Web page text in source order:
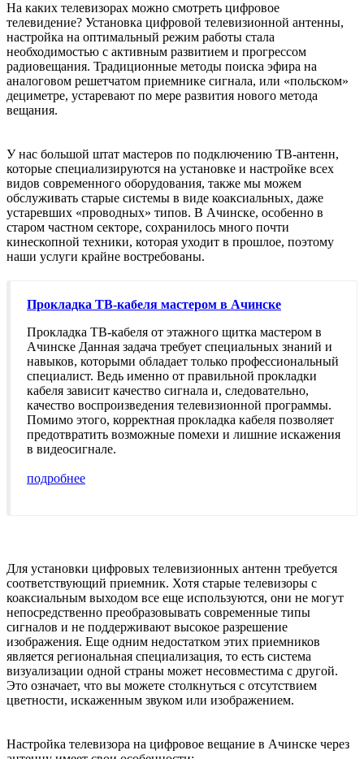
На каких телевизорах можно смотреть цифровое
телевидение? Установка цифровой телевизионной антенны,
настройка на оптимальный режим работы стала
необходимостью с активным развитием и прогрессом
радиовещания. Традиционные методы поиска эфира на
аналоговом решетчатом приемнике сигнала, или «польском»
дециметре, устаревают по мере развития нового метода
вещания.
У нас большой штат мастеров по подключению ТВ-антенн,
которые специализируются на установке и настройке всех
видов современного оборудования, также мы можем
обслуживать старые системы в виде коаксиальных, даже
устаревших «проводных» типов. В Ачинске, особенно в
старом частном секторе, сохранилось много почти
кинескопной техники, которая уходит в прошлое, поэтому
наши услуги крайне востребованы.
Прокладка ТВ-кабеля мастером в Ачинске
Прокладка ТВ-кабеля от этажного щитка мастером в
Ачинске Данная задача требует специальных знаний и
навыков, которыми обладает только профессиональный
специалист. Ведь именно от правильной прокладки
кабеля зависит качество сигнала и, следовательно,
качество воспроизведения телевизионной программы.
Помимо этого, корректная прокладка кабеля позволяет
предотвратить возможные помехи и лишние искажения
в видеосигнале.
подробнее
Для установки цифровых телевизионных антенн требуется
соответствующий приемник. Хотя старые телевизоры с
коаксиальным выходом все еще используются, они не могут
непосредственно преобразовывать современные типы
сигналов и не поддерживают высокое разрешение
изображения. Еще одним недостатком этих приемников
является региональная специализация, то есть система
визуализации одной страны может несовместима с другой.
Это означает, что вы можете столкнуться с отсутствием
цветности, искаженным звуком или изображением.
Настройка телевизора на цифровое вещание в Ачинске через